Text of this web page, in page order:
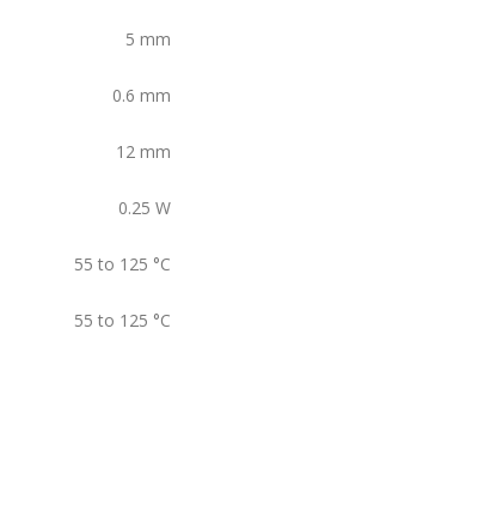
5 mm
0.6 mm
12 mm
0.25 W
55 to 125 °C
55 to 125 °C